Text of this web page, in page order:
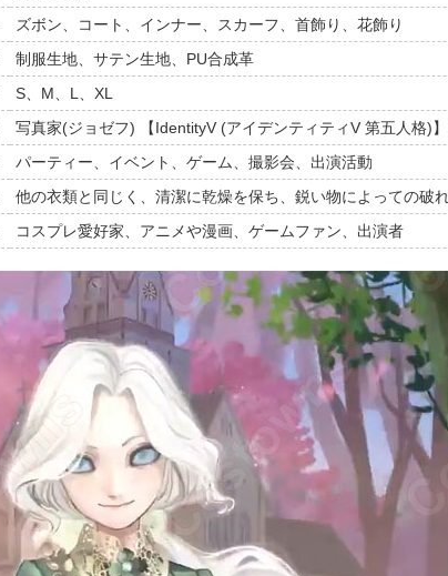
ズボン、コート、インナー、スカーフ、首飾り、花飾り
制服生地、サテン生地、PU合成革
S、M、L、XL
写真家(ジョゼフ) 【IdentityV (アイデンティティV 第五人格)
パーティー、イベント、ゲーム、撮影会、出演活動
他の衣類と同じく、清潔に乾燥を保ち、鋭い物によっての破
コスプレ愛好家、アニメや漫画、ゲームファン、出演者